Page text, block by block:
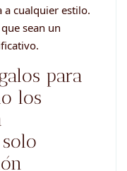
a cualquier estilo.
sean un
para
los